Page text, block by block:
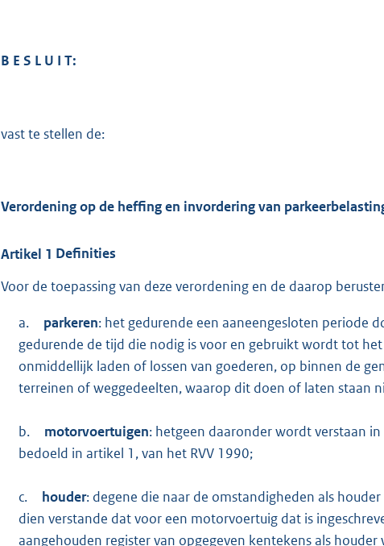
B E S L U I T:
vast te stellen de:
Verordening op de heffing en invordering van
Artikel 1 Definities
Voor de toepassing van deze verordening en de daarop
a. parkeren: het gedurende een aaneengesloten periode
gedurende de tijd die nodig is voor en gebruikt wordt tot
onmiddellijk laden of lossen van goederen, op binnen de
terreinen of weggedeelten, waarop dit doen of laten staan
b. motorvoertuigen: hetgeen daaronder wordt verstaan
bedoeld in artikel 1, van het RVV 1990;
c. houder: degene die naar de omstandigheden als
dien verstande dat voor een motorvoertuig dat is
aangehouden register van opgegeven kentekens als